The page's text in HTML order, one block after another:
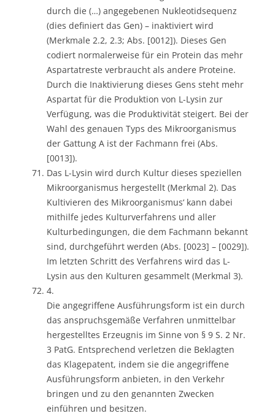
durch die (…) angegebenen Nukleotidsequenz
(dies definiert das Gen) – inaktiviert wird
(Merkmale 2.2, 2.3; Abs. [0012]). Dieses Gen
codiert normalerweise für ein Protein das mehr
Aspartatreste verbraucht als andere Proteine.
Durch die Inaktivierung dieses Gens steht mehr
Aspartat für die Produktion von L-Lysin zur
Verfügung, was die Produktivität steigert. Bei der
Wahl des genauen Typs des Mikroorganismus
der Gattung A ist der Fachmann frei (Abs.
[0013]).
Das L-Lysin wird durch Kultur dieses speziellen
Mikroorganismus hergestellt (Merkmal 2). Das
Kultivieren des Mikroorganismus‘ kann dabei
mithilfe jedes Kulturverfahrens und aller
Kulturbedingungen, die dem Fachmann bekannt
sind, durchgeführt werden (Abs. [0023] – [0029]).
Im letzten Schritt des Verfahrens wird das L-
Lysin aus den Kulturen gesammelt (Merkmal 3).
4.
Die angegriffene Ausführungsform ist ein durch
das anspruchsgemäße Verfahren unmittelbar
hergestelltes Erzeugnis im Sinne von § 9 S. 2 Nr.
3 PatG. Entsprechend verletzen die Beklagten
das Klagepatent, indem sie die angegriffene
Ausführungsform anbieten, in den Verkehr
bringen und zu den genannten Zwecken
einführen und besitzen.